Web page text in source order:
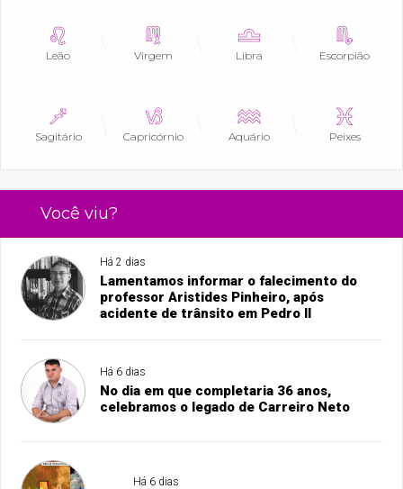
Leão Virgem Libra Escorpião
Sagitário Capricórnio Aquário Peixes
Você viu?
Há 2 dias
Lamentamos informar o falecimento do
professor Aristides Pinheiro, após
acidente de trânsito em Pedro II
Há 6 dias
No dia em que completaria 36 anos,
celebramos o legado de Carreiro Neto
Há 6 dias